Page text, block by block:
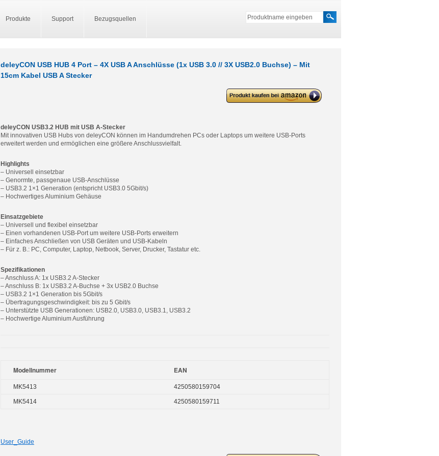
Produkte Support Bezugsquellen
deleyCON USB HUB 4 Port – 4X USB A Anschlüsse (1x USB 3.0 // 3X USB2.0 Buchse) – Mit
15cm Kabel USB A Stecker
deleyCON USB HUB 4 Port – 4X
USB A Anschlüsse (1x USB 3.0 //
deleyCON USB3.2 HUB mit USB A-Stecker
Mit innovativen USB Hubs von deleyCON können im Handumdrehen PCs oder Laptops um weitere USB-Ports
erweitert werden und ermöglichen eine größere Anschlussvielfalt.
Highlights
– Universell einsetzbar
– Genormte, passgenaue USB-Anschlüsse
– USB3.2 1×1 Generation (entspricht USB3.0 5Gbit/s)
– Hochwertiges Aluminium Gehäuse
Einsatzgebiete
– Universell und flexibel einsetzbar
– Einen vorhandenen USB-Port um weitere USB-Ports erweitern
– Einfaches Anschließen von USB Geräten und USB-Kabeln
– Für z. B.: PC, Computer, Laptop, Netbook, Server, Drucker, Tastatur etc.
Spezifikationen
– Anschluss A: 1x USB3.2 A-Stecker
– Anschluss B: 1x USB3.2 A-Buchse + 3x USB2.0 Buchse
– USB3.2 1×1 Generation bis 5Gbit/s
– Übertragungsgeschwindigkeit: bis zu 5 Gbit/s
– Unterstützte USB Generationen: USB2.0, USB3.0, USB3.1, USB3.2
– Hochwertige Aluminium Ausführung
Modellnummer EAN
MK5413 4250580159704
MK5414 4250580159711
User_Guide